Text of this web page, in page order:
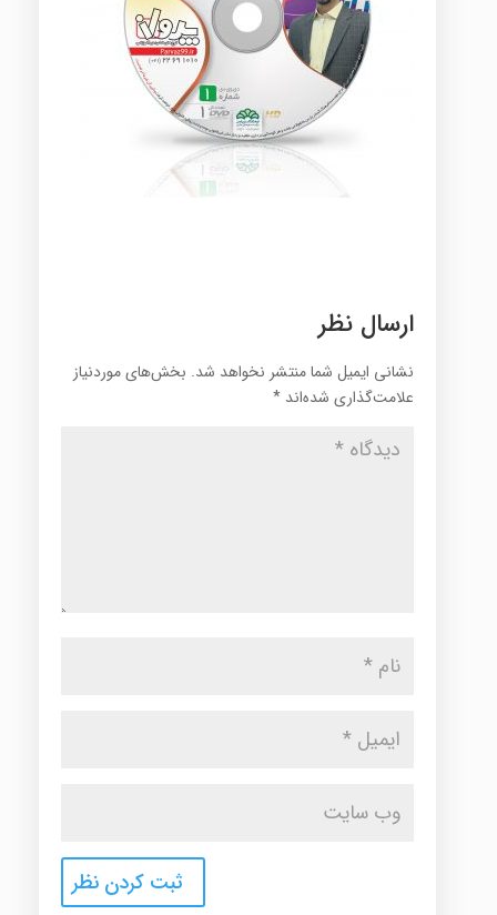
ارسال نظر
نشانی ایمیل شما منتشر نخواهد شد. بخش‌های موردنیاز
علامت‌گذاری شده‌اند *